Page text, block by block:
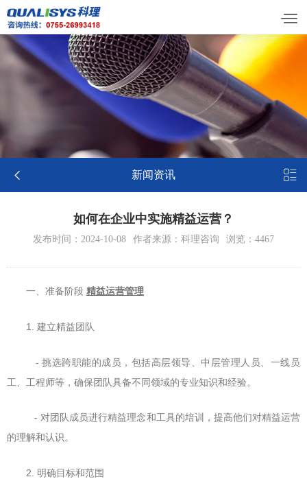
 新闻资讯 
如何在企业中实施精益运营？
发布时间：2024-10-08 作者来源：科理咨询 浏览：4467
一、准备阶段 精益运营管理
1. 建立精益团队
- 挑选跨职能的成员，包括高层领导、中层管理人员、一线员
工、工程师等，确保团队具备不同领域的专业知识和经验。
- 对团队成员进行精益理念和工具的培训，提高他们对精益运营
的理解和认识。
2. 明确目标和范围